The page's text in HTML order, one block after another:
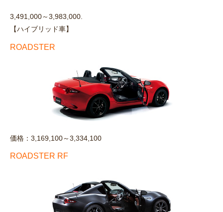
3,491,000～3,983,000.
【ハイブリッド車】
ROADSTER
価格：3,169,100～3,334,100
ROADSTER RF